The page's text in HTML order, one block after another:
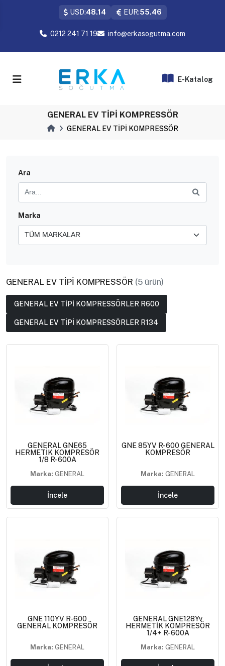
USD:48.14 EUR:55.46
0212 241 71 19 info@erkasogutma.com
E-Katalog
GENERAL EV TİPİ KOMPRESSÖR
GENERAL EV TİPİ KOMPRESSÖR
Ara
Marka
GENERAL EV TİPİ KOMPRESSÖR (5 ürün)
GENERAL EV TİPİ KOMPRESSÖRLER R600
GENERAL EV TİPİ KOMPRESSÖRLER R134
GENERAL GNE65
HERMETİK KOMPRESÖR
1/8 R-600A
Marka: GENERAL
İncele
GNE 85YV R-600 GENERAL
KOMPRESÖR
Marka: GENERAL
İncele
GNE 110YV R-600
GENERAL KOMPRESÖR
Marka: GENERAL
GENERAL GNE128Yv
HERMETİK KOMPRESÖR
1/4+ R-600A
Marka: GENERAL